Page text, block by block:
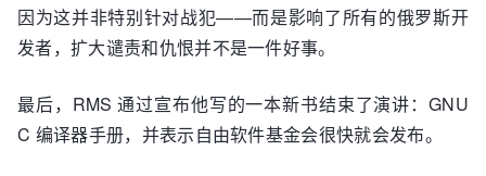
因为这并非特别针对战犯——而是影响了所有的俄罗斯开
发者，扩大谴责和仇恨并不是一件好事。
最后，RMS 通过宣布他写的一本新书结束了演讲：GNU
C 编译器手册，并表示自由软件基金会很快就会发布。